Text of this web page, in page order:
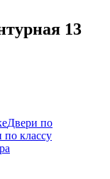
13
Двери по
по классу